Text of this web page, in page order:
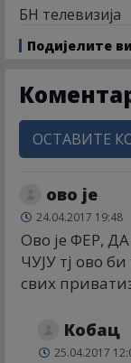
БН телевизија
Подијелите
ОСТАВИТЕ
ово је
24.04.2017 19:48
Ово је ФЕР,
ЧУЈУ тј ово
свих
Кобац
25.04.2017